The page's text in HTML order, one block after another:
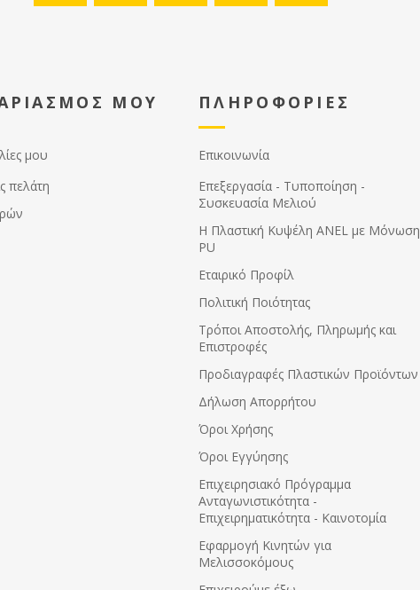
ΜΟΥ
μου
πελάτη
ΠΛΗΡΟΦΟΡΙΕΣ
Επικοινωνία
Επεξεργασία - Τυποποίηση -
Συσκευασία Μελιού
Η Πλαστική Κυψέλη ANEL με Μόνωση
PU
Εταιρικό Προφίλ
Πολιτική Ποιότητας
Τρόποι Αποστολής, Πληρωμής και
Επιστροφές
Προδιαγραφές Πλαστικών Προϊόντων
Δήλωση Απορρήτου
Όροι Χρήσης
Όροι Εγγύησης
Eπιχειρησιακό Πρόγραμμα
Ανταγωνιστικότητα -
Επιχειρηματικότητα - Καινοτομία
Εφαρμογή Κινητών για
Μελισσοκόμους